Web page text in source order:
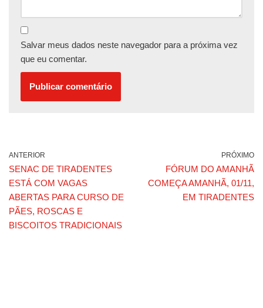
Salvar meus dados neste navegador para a próxima vez
que eu comentar.
ANTERIOR
SENAC DE TIRADENTES
ESTÁ COM VAGAS
ABERTAS PARA CURSO DE
PÃES, ROSCAS E
BISCOITOS TRADICIONAIS
PRÓXIMO
FÓRUM DO AMANHÃ
COMEÇA AMANHÃ, 01/11,
EM TIRADENTES